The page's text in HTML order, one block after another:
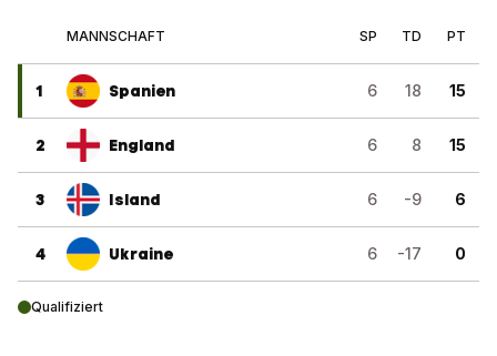
MANNSCHAFT SP TD PT
1 Spanien 6 18 15
2 England 6 8 15
3 Island 6 -9 6
4 Ukraine 6 -17 0
Qualifiziert